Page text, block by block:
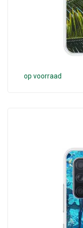
op voorraad